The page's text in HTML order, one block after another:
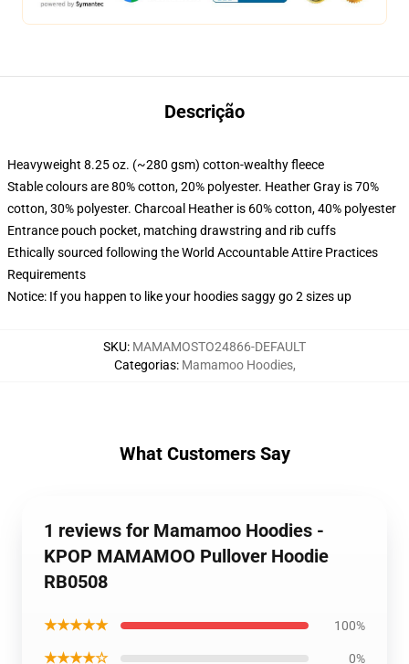
Descrição
Heavyweight 8.25 oz. (~280 gsm) cotton-wealthy fleece
Stable colours are 80% cotton, 20% polyester. Heather Gray is 70%
cotton, 30% polyester. Charcoal Heather is 60% cotton, 40% polyester
Entrance pouch pocket, matching drawstring and rib cuffs
Ethically sourced following the World Accountable Attire Practices
Requirements
Notice: If you happen to like your hoodies saggy go 2 sizes up
SKU: MAMAMOSTO24866-DEFAULT
Categorias: Mamamoo Hoodies,
What Customers Say
1 reviews for Mamamoo Hoodies -
KPOP MAMAMOO Pullover Hoodie
RB0508
★★★★★ 100%
★★★★☆ 0%